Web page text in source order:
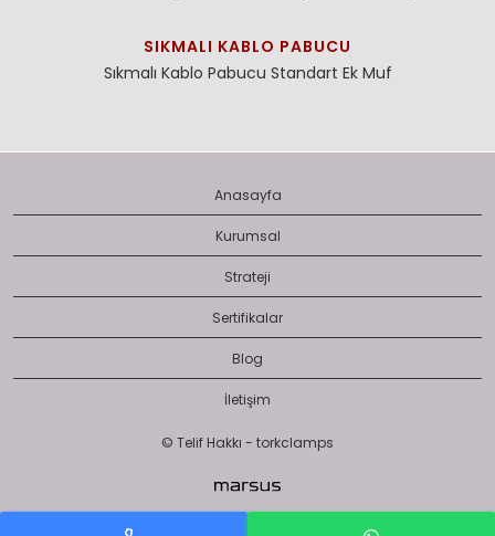
SIKMALI KABLO PABUCU
Sıkmalı Kablo Pabucu Standart Ek Muf
Anasayfa
Kurumsal
Strateji
Sertifikalar
Blog
İletişim
© Telif Hakkı - torkclamps